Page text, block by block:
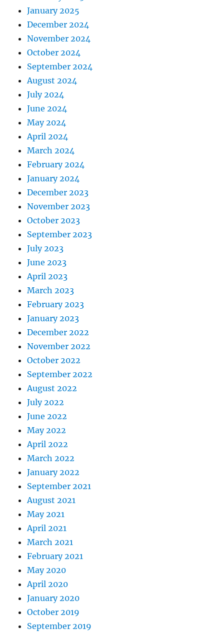
January 2025
December 2024
November 2024
October 2024
September 2024
August 2024
July 2024
June 2024
May 2024
April 2024
March 2024
February 2024
January 2024
December 2023
November 2023
October 2023
September 2023
July 2023
June 2023
April 2023
March 2023
February 2023
January 2023
December 2022
November 2022
October 2022
September 2022
August 2022
July 2022
June 2022
May 2022
April 2022
March 2022
January 2022
September 2021
August 2021
May 2021
April 2021
March 2021
February 2021
May 2020
April 2020
January 2020
October 2019
September 2019